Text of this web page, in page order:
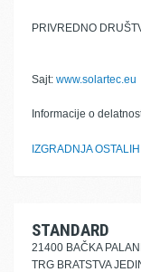
PRIVREDNO
Sajt: www.solartec.eu
Informacije o
IZGRADNJA
STANDARD
21400 BAČKA
TRG BRATSTVA